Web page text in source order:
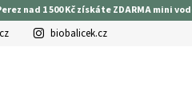
nad 1 500 Kč získáte ZDARMA mini
biobalicek.cz